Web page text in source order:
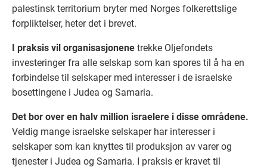
palestinsk territorium bryter med Norges folkerettslige
forpliktelser, heter det i brevet.
I praksis vil organisasjonene trekke Oljefondets
investeringer fra alle selskap som kan spores til å ha en
forbindelse til selskaper med interesser i de israelske
bosettingene i Judea og Samaria.
Det bor over en halv million israelere i disse områdene.
Veldig mange israelske selskaper har interesser i
selskaper som kan knyttes til produksjon av varer og
tjenester i Judea og Samaria. I praksis er kravet til